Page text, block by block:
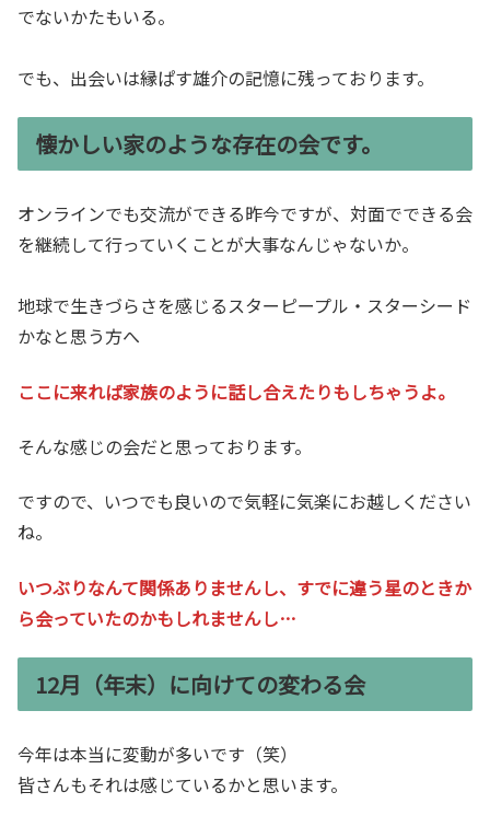
でないかたもいる。
でも、出会いは縁ぱす雄介の記憶に残っております。
懐かしい家のような存在の会です。
オンラインでも交流ができる昨今ですが、対面でできる会
を継続して行っていくことが大事なんじゃないか。
地球で生きづらさを感じるスターピープル・スターシード
かなと思う方へ
ここに来れば家族のように話し合えたりもしちゃうよ。
そんな感じの会だと思っております。
ですので、いつでも良いので気軽に気楽にお越しください
ね。
いつぶりなんて関係ありませんし、すでに違う星のときか
ら会っていたのかもしれませんし…
12月（年末）に向けての変わる会
今年は本当に変動が多いです（笑）
皆さんもそれは感じているかと思います。